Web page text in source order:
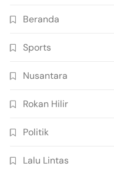
Beranda
Sports
Nusantara
Rokan Hilir
Politik
Lalu Lintas